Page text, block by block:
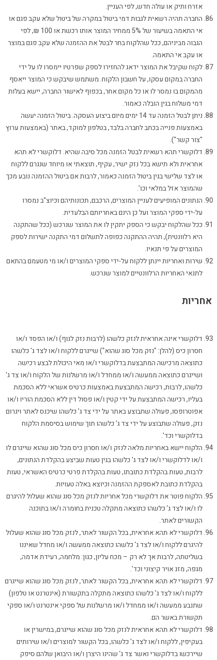
אזרח ותיק או עולה חדש, לפי העניין.
החברה תהיה רשאית לגבות דמי ביטול במקרה של ביטול שלא עקב פגם או
אי התאמה בשיעור של 5% ממחיר המוצר אותו רכשת או 100 ₪, לפי
הגבוה מביניהם, ככל שהלקוח בחר לבטל את ההזמנה שלא עקב פגם במוצר
או עקב אי התאמה.
לקוח שקיבל את המוצר ידאג להחזירו לספק שפרטיו יימסרו לו על ידי
החברה במקום עסקו, על חשבון הלקוח. משתמש שיבקש כי המוצר ייאסף
מהמקום בו נמסר לו או כל מקום אחר, בכפוף לאישור החברה, יישא בעלות
דמי משלוח בגין הובלה כאמור.
ניתן לבטל הזמנה עד 14 ימים מיום ביצוע העסקה. ביטול הזמנה יעשה
באמצעות פנייה בכתב לחברה בלבד, בטלפון למוקד, באתר (באמצעות ערוץ
"צור קשר").
דלוקשרי תהא רשאית לבטל הזמנה מכל סיבה שהיא. דלוקשרי לא תהא
אחראית ולא תישא בכל נזק ישיר, עקיף, תוצאתי או מיוחד שנגרם ללקוח
או לצד שלישי בגין ביטול הזמנה כאמור, לרבות אם ביטול ההזמנה נובע מכך
שהמוצר אזל במלאי וכו'.
הנתונים המופיעים לעניין המוצרים, הרכבם, תכונותיהם וכיוצ"ב נמסרו
על-ידי ספקי המוצר ועל כן הינם באחריותם הבלעדית.
ככל שהלקוח יבקש כי הספק יתקין לו את המוצר שנרכש (ככל שהתקנה
היא רלוונטית), תהיה ההתקנה כפופה לתשלום דמי התקנה ישירות לספק
המוצרים על פי תנאיו.
שירות ואחריות יינתן ללקוח על-ידי ספקי המוצרים ו/או מי מטעמם בהתאם
לתנאי האחריות הרלוונטיים למוצר שנרכש.
אחריות
דלוקשרי אינה אחראית לנזק כלשהו (לרבות נזק לגוף) ו/או הפסד ו/או
חסרון כיס (להלן: "נזק מכל סוג שהוא") שייגרם ללקוח ו/או לצד ג' כלשהו
כתוצאה מרכישה המתבצעת בדלוקשרי ו/או מאי היכולת לבצע רכישה
ושייגרם כתוצאה ממעשה ו/או ממחדל ו/או מרשלנות של הלקוח ו/או צד ג'
כלשהו, לרבות, רכישה המתבצעת באמצעות כרטיס אשראי ללא הסכמת
בעליו, רכישה המתבצעת על ידי קטין ו/או פסול דין ללא הסכמת הוריו ו/או
אפוטרופסו, פעולה שתבוצע באתר על ידי צד ג' כלשהו שיכנס לאתר ויגרום
נזק, פעולה שתבוצע על ידי צד ג' כלשהו תוך שימוש בסיסמת הלקוח
בדלוקשרי וכד'.
הלקוח יישא באחריות מלאה לנזק ו/או חסרון כיס מכל סוג שהוא שייגרם לו
ו/או לדלוקשרי ו/או לצד ג' כלשהו בגין טעות שביצע בהקלדת הנתונים,
לרבות, טעות בהקלדת כתובתו, טעות בהקלדת פרטי כרטיס האשראי, טעות
בהקלדת כתובת לאספקת ההזמנה וכיוצא באלה טעויות.
הלקוח פוטר את דלוקשרי מכל אחריות לנזק מכל סוג שהוא שעלול להיגרם
לו ו/או לצד ג' כלשהו כתוצאה מתקלה טכנית בחומרה ו/או בתוכנה
הקשורים לאתר.
דלוקשרי לא תהא אחראית, בכל הקשור לאתר, לנזק מכל סוג שהוא שעלול
להיגרם ללקוח ו/או לצד ג' כלשהו כתוצאה ממעשה ו/או מחדל שאיננו
בשליטתה, לרבות אך לא רק – מכח עליון, כגון: מלחמה, רעידת אדמה,
מגפה, מזג אויר קיצוני וכד'.
דלוקשרי לא תהא אחראית, בכל הקשור לאתר, לנזק מכל סוג שהוא שייגרם
ללקוח ו/או לצד ג' כלשהו כתוצאה מתקלה בתקשורת (אינטרנט או טלפון)
שתנבע ממעשה ו/או ממחדל ו/או מרשלנות של ספקי אינטרנט ו/או ספקי
תקשורת באשר הם.
דלוקשרי לא תהא אחראית לנזק מכל סוג שהוא שייגרם, במישרין או
בעקיפין, ללקוח ו/או לצד ג' כלשהו, בכל הקשור למוצרים ו/או שירותים
שיירכשו בדלוקשרי ואשר צד ג' שהינו היצרן ו/או היבואן שלהם סיפק